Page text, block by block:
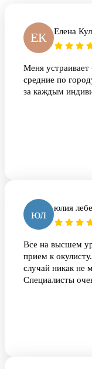
ЕК Елена
Меня
средние по
за каждым
юл юлия
Все на высшем
прием к
случай никак не
Специалисты